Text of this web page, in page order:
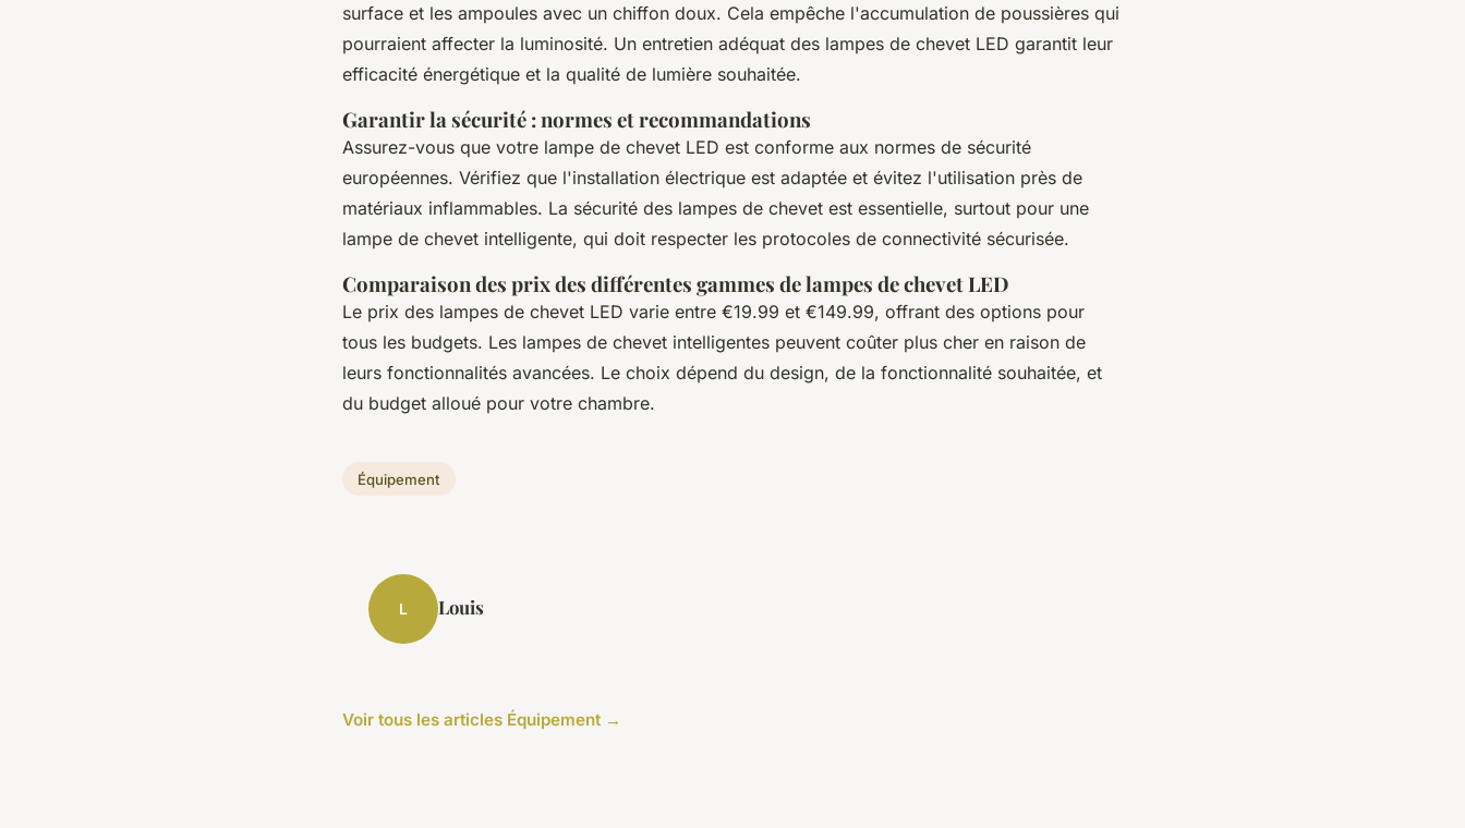
surface et les ampoules avec un chiffon doux. Cela empêche l'accumulation de poussières qui
pourraient affecter la luminosité. Un entretien adéquat des lampes de chevet LED garantit leur
efficacité énergétique et la qualité de lumière souhaitée.
Garantir la sécurité : normes et recommandations
Assurez-vous que votre lampe de chevet LED est conforme aux normes de sécurité
européennes. Vérifiez que l'installation électrique est adaptée et évitez l'utilisation près de
matériaux inflammables. La sécurité des lampes de chevet est essentielle, surtout pour une
lampe de chevet intelligente, qui doit respecter les protocoles de connectivité sécurisée.
Comparaison des prix des différentes gammes de lampes de chevet LED
Le prix des lampes de chevet LED varie entre €19.99 et €149.99, offrant des options pour
tous les budgets. Les lampes de chevet intelligentes peuvent coûter plus cher en raison de
leurs fonctionnalités avancées. Le choix dépend du design, de la fonctionnalité souhaitée, et
du budget alloué pour votre chambre.
Équipement
L Louis
Voir tous les articles Équipement →